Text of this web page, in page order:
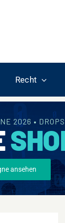
Recht
2026 •
ansehen